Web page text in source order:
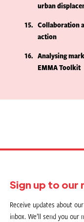
urban
15
Collaboration
action
16
Analysing
EMMA Toolkit
Sign up to
Receive updates about
inbox. We’ll send you